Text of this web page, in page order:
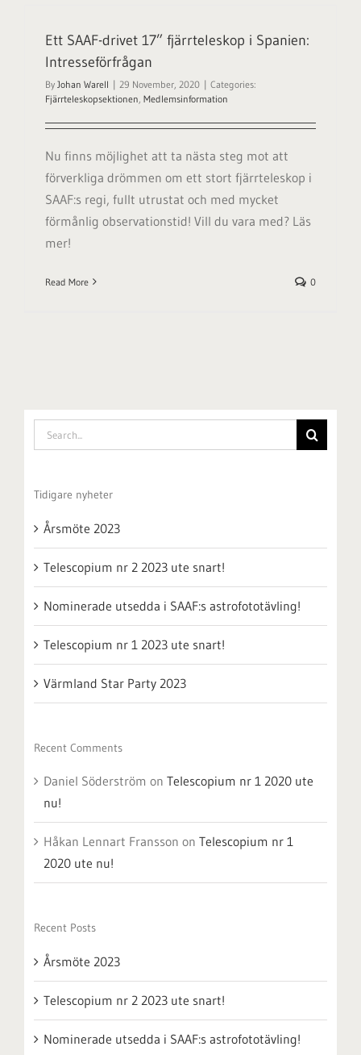
Ett SAAF-drivet 17” fjärrteleskop i Spanien:
Intresseförfrågan
By Johan Warell | 29 November, 2020 | Categories:
Fjärrteleskopsektionen Medlemsinformation
Nu finns möjlighet att ta nästa steg mot att
förverkliga drömmen om ett stort fjärrteleskop i
SAAF:s regi, fullt utrustat och med mycket
förmånlig observationstid! Vill du vara med? Läs
mer!
Read More 0
Search
for:
Tidigare nyheter
Årsmöte 2023
Telescopium nr 2 2023 ute snart!
Nominerade utsedda i SAAF:s astrofototävling!
Telescopium nr 1 2023 ute snart!
Värmland Star Party 2023
Recent Comments
Daniel Söderström on Telescopium nr 1 2020 ute
nu!
Håkan Lennart Fransson on Telescopium nr 1
2020 ute nu!
Recent Posts
Årsmöte 2023
Telescopium nr 2 2023 ute snart!
Nominerade utsedda i SAAF:s astrofototävling!